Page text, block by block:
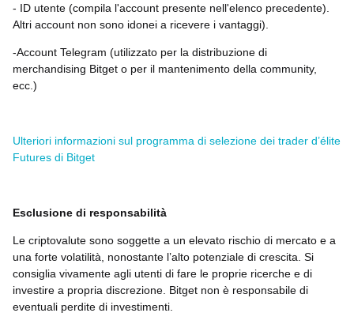
- ID utente (compila l'account presente nell'elenco precedente).
Altri account non sono idonei a ricevere i vantaggi).
-Account Telegram (utilizzato per la distribuzione di
merchandising Bitget o per il mantenimento della community,
ecc.)
Ulteriori informazioni sul programma di selezione dei trader d’élite
Futures di Bitget
Esclusione di responsabilità
Le criptovalute sono soggette a un elevato rischio di mercato e a
una forte volatilità, nonostante l’alto potenziale di crescita. Si
consiglia vivamente agli utenti di fare le proprie ricerche e di
investire a propria discrezione. Bitget non è responsabile di
eventuali perdite di investimenti.